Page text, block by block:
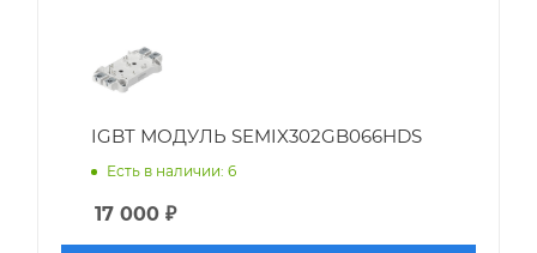
IGBT МОДУЛЬ SEMIX302GB066HDS
Есть в наличии: 6
17 000 ₽